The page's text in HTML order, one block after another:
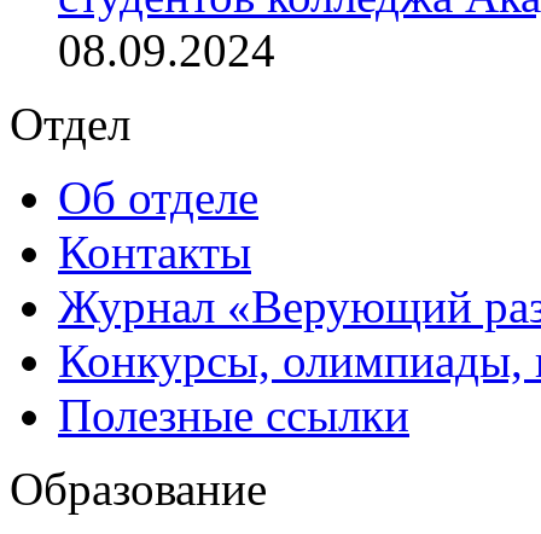
08.09.2024
Отдел
Об отделе
Контакты
Журнал «Верующий
Конкурсы, олимпиады,
Полезные ссылки
Образование